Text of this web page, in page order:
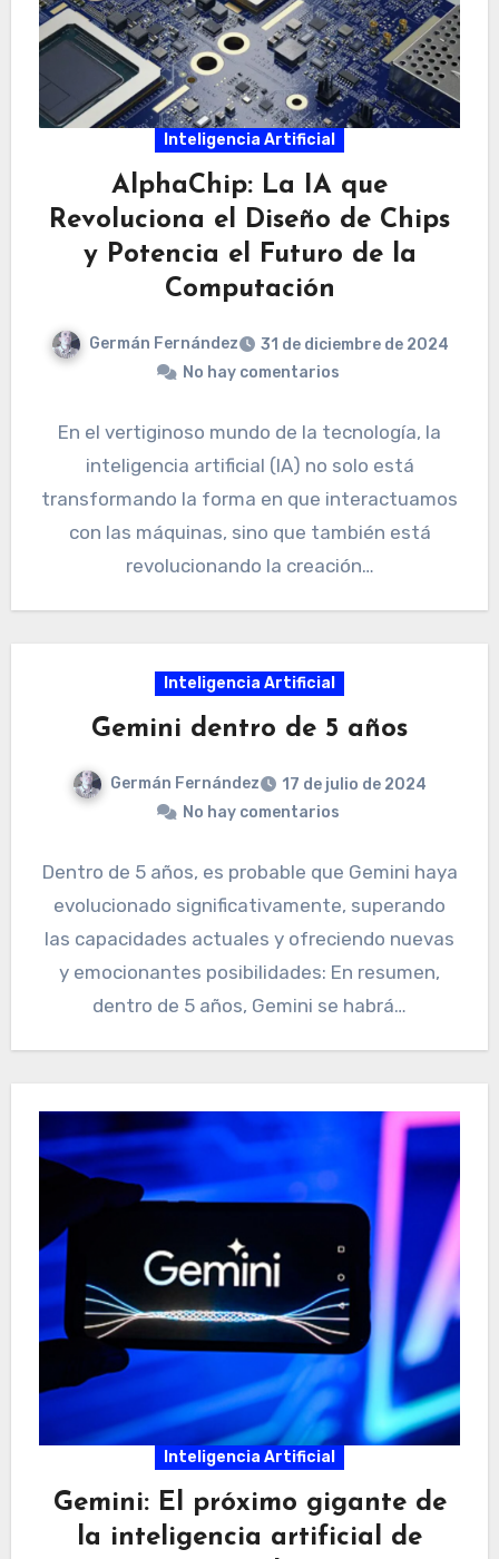
Inteligencia Artificial
AlphaChip: La IA que
Revoluciona el Diseño de Chips
y Potencia el Futuro de la
Computación
Germán Fernández
31 de diciembre de 2024
No hay comentarios
En el vertiginoso mundo de la tecnología, la
inteligencia artificial (IA) no solo está
transformando la forma en que interactuamos
con las máquinas, sino que también está
revolucionando la creación…
Inteligencia Artificial
Gemini dentro de 5 años
Germán Fernández
17 de julio de 2024
No hay comentarios
Dentro de 5 años, es probable que Gemini haya
evolucionado significativamente, superando
las capacidades actuales y ofreciendo nuevas
y emocionantes posibilidades: En resumen,
dentro de 5 años, Gemini se habrá…
Inteligencia Artificial
Gemini: El próximo gigante de
la inteligencia artificial de